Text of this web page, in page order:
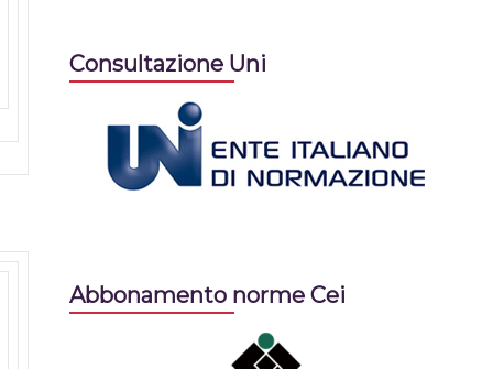
Consultazione Uni
Abbonamento norme Cei